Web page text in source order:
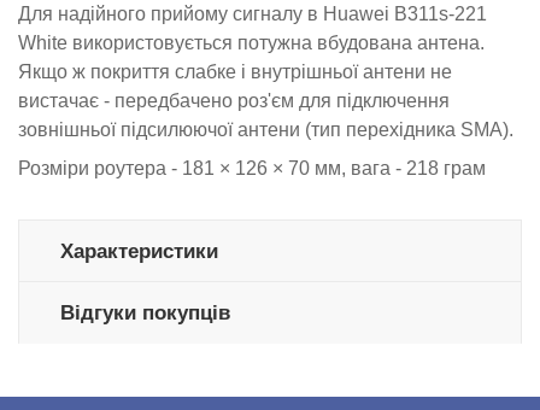
Для надійного прийому сигналу в Huawei B311s-221
White використовується потужна вбудована антена.
Якщо ж покриття слабке і внутрішньої антени не
вистачає - передбачено роз'єм для підключення
зовнішньої підсилюючої антени (тип перехідника SMA).
Розміри роутера - 181 × 126 × 70 мм, вага - 218 грам
Характеристики
Відгуки покупців